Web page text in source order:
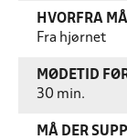
HVORFRA
Fra hjørnet
MØDETID
30 min.
MÅ DER